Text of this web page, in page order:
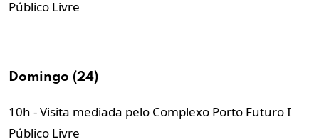
Público Livre
Domingo (24)
10h - Visita mediada pelo Complexo Porto Futuro I
Público Livre